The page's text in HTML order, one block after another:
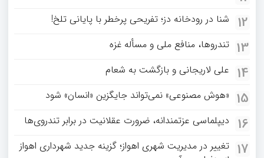
12 شنا در رودخانه دز؛ تفریحی پرخطر با پایانی تلخ!
13 تندروها، منافع ملی و مسأله غزه
14 علی لاریجانی و بازگشت به شعام
15 «هوش مصنوعی» نمی‌تواند جایگزین «انسان» شود
16 دیپلماسی عزتمندانه، ضرورت عقلانیت در برابر تندروی‌ها
17 تغییر در مدیریت شهری اهواز؛ گزینه جدید شهرداری اهواز